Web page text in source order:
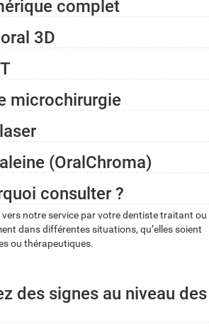
complet
3D
microchirurgie
(OralChroma)
consulter ?
notre service par votre dentiste traitant ou
dans différentes situations, qu’elles soient
ou thérapeutiques.
des signes au niveau des